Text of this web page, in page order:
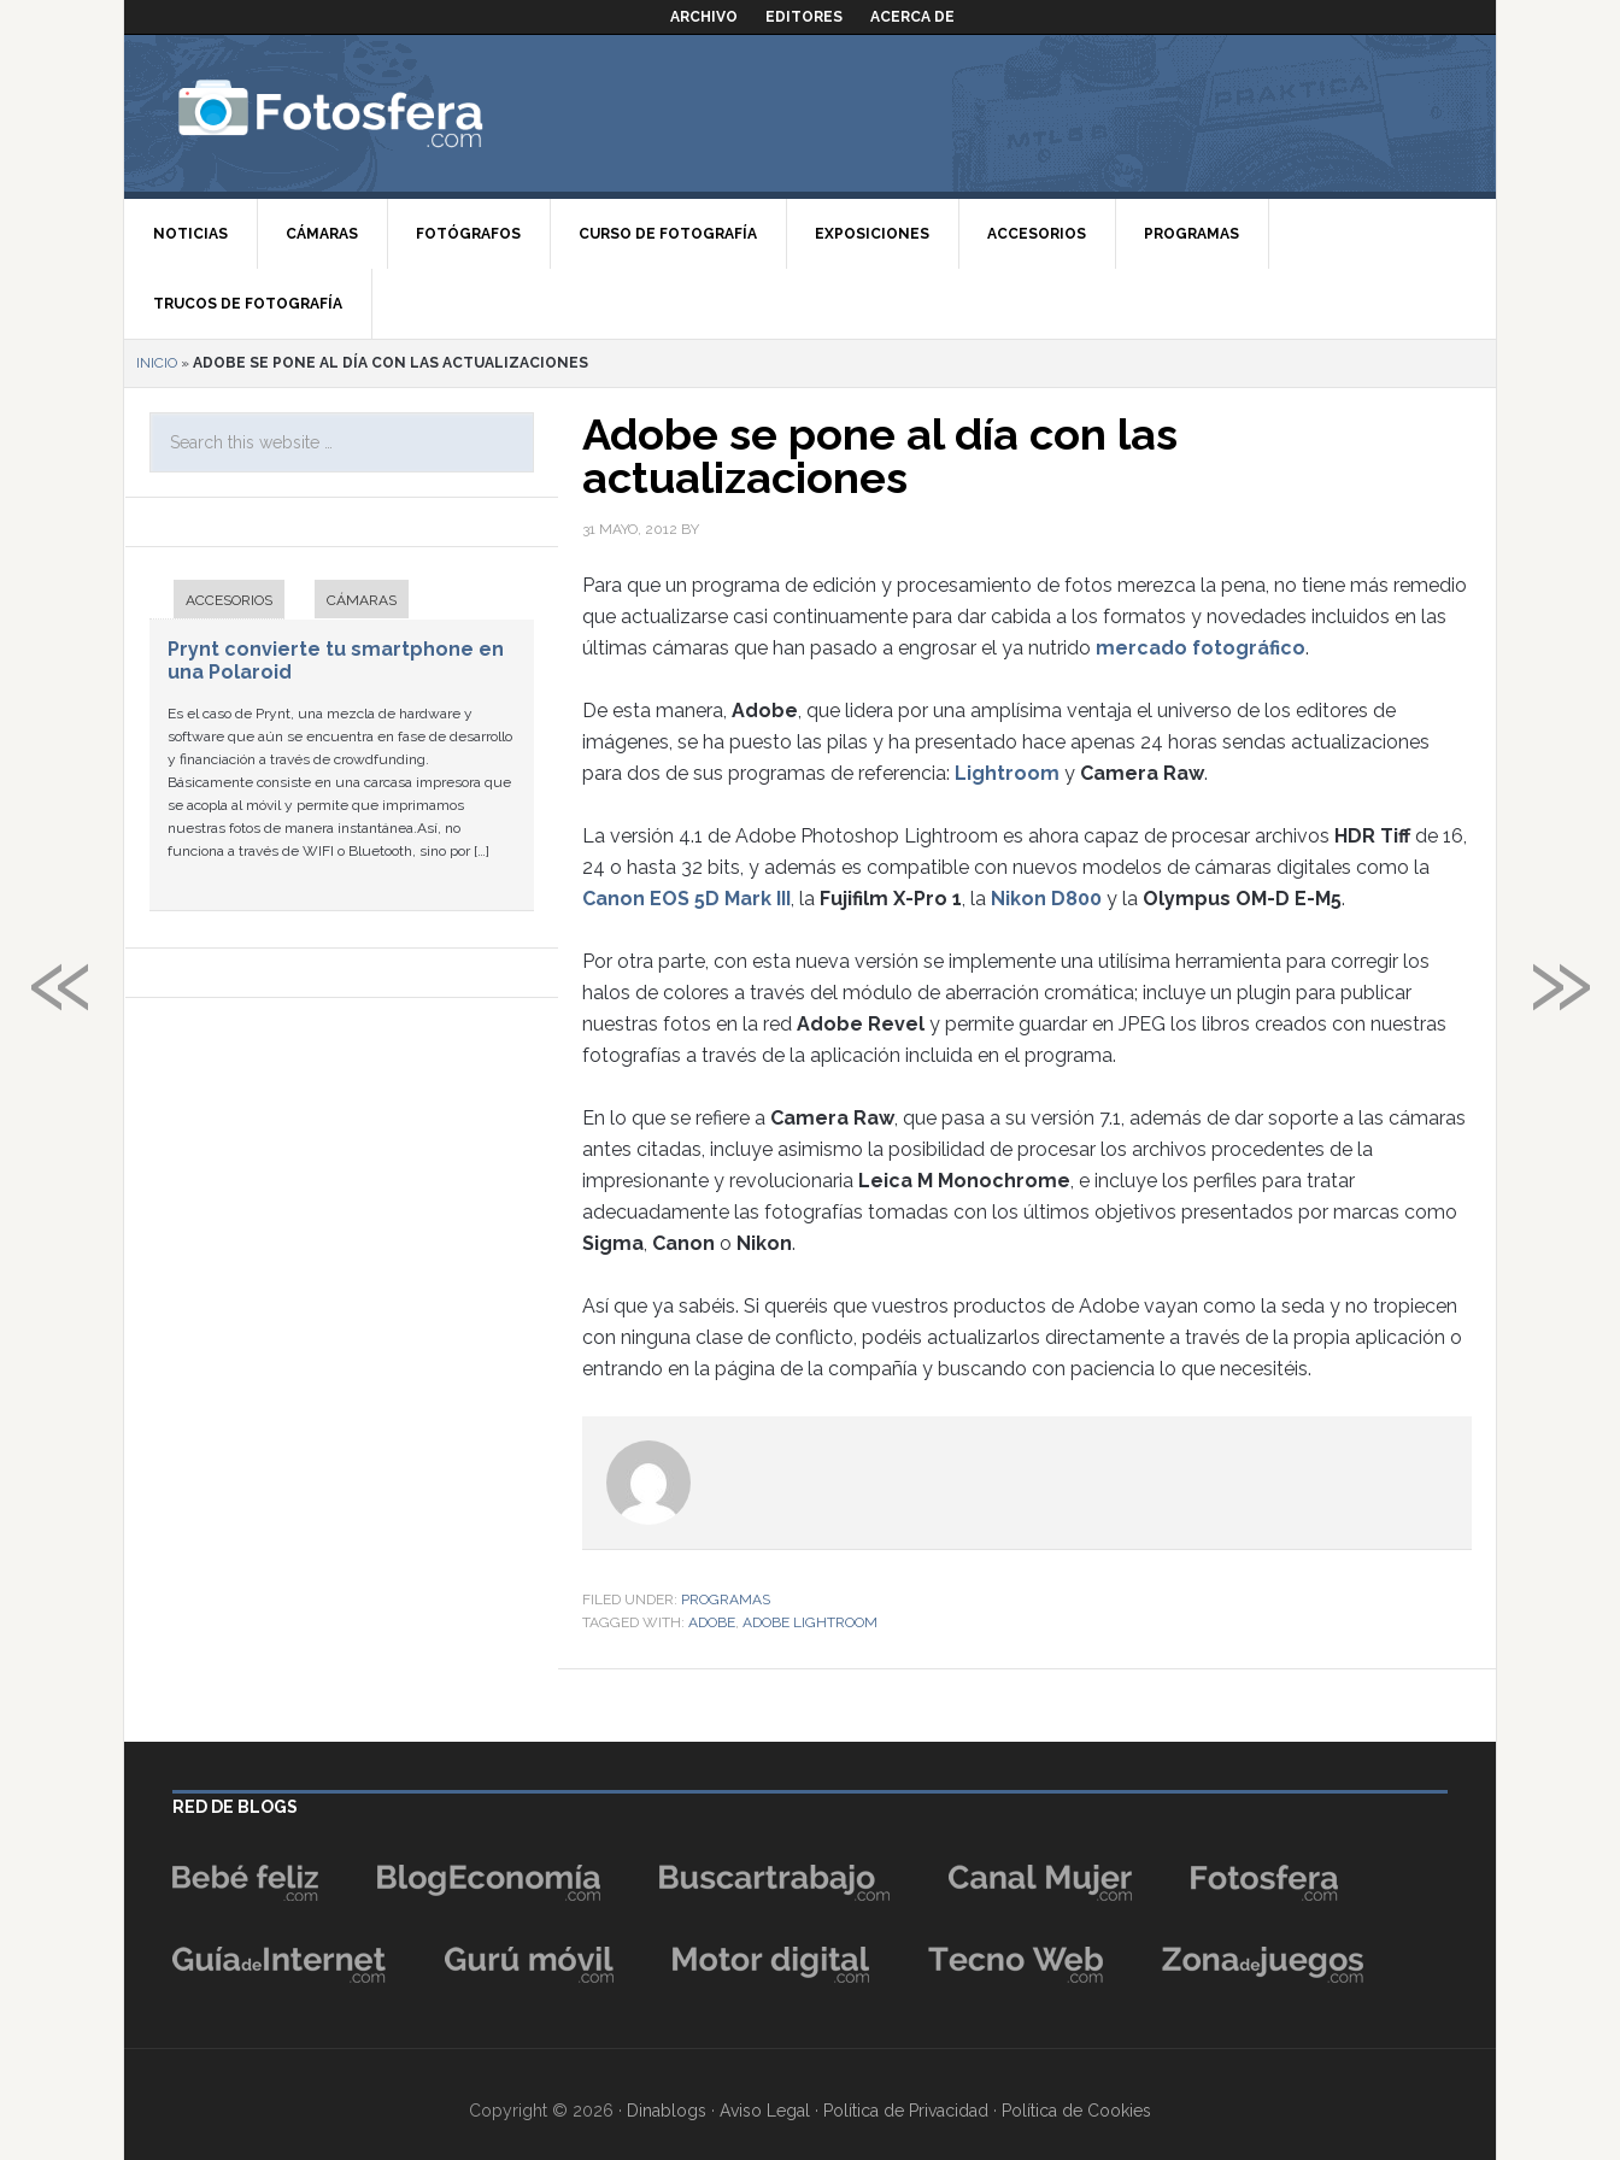
ARCHIVO EDITORES ACERCA DE
NOTICIAS CÁMARAS FOTÓGRAFOS CURSO DE FOTOGRAFÍA EXPOSICIONES ACCESORIOS PROGRAMAS
TRUCOS DE FOTOGRAFÍA
INICIO » ADOBE SE PONE AL DÍA CON LAS ACTUALIZACIONES
Adobe se pone al día con las
actualizaciones
31 MAYO, 2012 BY
Para que un programa de edición y procesamiento de fotos merezca la pena, no tiene más remedio
que actualizarse casi continuamente para dar cabida a los formatos y novedades incluidos en las
últimas cámaras que han pasado a engrosar el ya nutrido mercado fotográfico.
De esta manera, Adobe, que lidera por una amplísima ventaja el universo de los editores de
imágenes, se ha puesto las pilas y ha presentado hace apenas 24 horas sendas actualizaciones
para dos de sus programas de referencia: Lightroom y Camera Raw.
La versión 4.1 de Adobe Photoshop Lightroom es ahora capaz de procesar archivos HDR Tiffde 16,
24 o hasta 32 bits, y además es compatible con nuevos modelos de cámaras digitales como la
Canon EOS 5D Mark III, la Fujifilm X-Pro 1, la Nikon D800 y la Olympus OM-D E-M5.
Por otra parte, con esta nueva versión se implemente una utilísima herramienta para corregir los
halos de colores a través del módulo de aberración cromática; incluye un plugin para publicar
nuestras fotos en la red Adobe Revel y permite guardar en JPEG los libros creados con nuestras
fotografías a través de la aplicación incluida en el programa.
En lo que se refiere a Camera Raw, que pasa a su versión 7.1, además de dar soporte a las cámaras
antes citadas, incluye asimismo la posibilidad de procesar los archivos procedentes de la
impresionante y revolucionaria Leica M Monochrome, e incluye los perfiles para tratar
adecuadamente las fotografías tomadas con los últimos objetivos presentados por marcas como
Sigma, Canon o Nikon.
Así que ya sabéis. Si queréis que vuestros productos de Adobe vayan como la seda y no tropiecen
con ninguna clase de conflicto, podéis actualizarlos directamente a través de la propia aplicación o
entrando en la página de la compañía y buscando con paciencia lo que necesitéis.
FILED UNDER: PROGRAMAS
TAGGED WITH: ADOBE, ADOBE LIGHTROOM
ACCESORIOS CÁMARAS
Prynt convierte tu smartphone en
una Polaroid
Es el caso de Prynt, una mezcla de hardware y
software que aún se encuentra en fase de desarrollo
y financiación a través de crowdfunding.
Básicamente consiste en una carcasa impresora que
se acopla al móvil y permite que imprimamos
nuestras fotos de manera instantánea.Así, no
funciona a través de WIFI o Bluetooth, sino por […]
RED DE BLOGS
Copyright © 2026 · Dinablogs · Aviso Legal · Política de Privacidad · Política de Cookies
»
«